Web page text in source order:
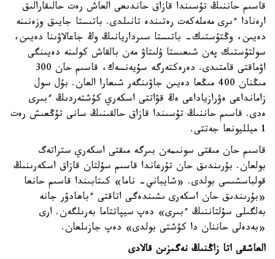
قاسىم حاننىڭ تۇسىندا قازاق حاندىعى العاش رەت حالىقارالىق
ارەنادا ءىرى مەملەكەت رەتىندە تانىلدى. باتىستا جايىق وزەنىنە
دەيىن، وڭتۇستىك- باتىستا سىرداريانىڭ وڭ جاعالاۋىنا دەيىن،
سولتۇستىك پەن شىعىستا ۇلىتاۋ مەن بالقاش كولىنە دەيىنگى
اۋماقتى قامتىدى. دەرەكتەرگە سۇيەنسەك، قاسىم حان 300
مىڭنان 400 مىڭعا دەيىن جاۋىنگەر شىعارا العان. بۇل سول
زامانداعى ەۋرازياداعى ەڭ قۋاتتى اسكەري كۇشتەردىڭ ءبىرى
ەدى. قاسىم حاننىڭ تۇسىندا قازاق حالقىنىڭ سانى تۇڭعىش رەت
1 ميلليونعا جەتتى.
قاسىم حان مىقتى سونىمەن بىرگە مىقتى اسكەري ستراتەگ
بولعان. بۇرىندىق حان تۇرعاندا قاسىم سۇلتان قازاق اسكەرىنىڭ
قولباسشىسى بولدى. «شايباني- ناما» كىتابىندا قاسىم حانعا
«بۇرىندىق حان اسكەرى ىشىندەگى اتاقتى ءباھادۇر جانە
بەلگىلى سۇلتاننىڭ ءبىرى» دەپ سيپاتتاما بەرىلگەن. ارى
«بەدەلى حاننان دا كۇشتى بولدى» دەپ جازىلعان.
العاشقى اتا زاڭنىڭ نەگىزىن قالادى